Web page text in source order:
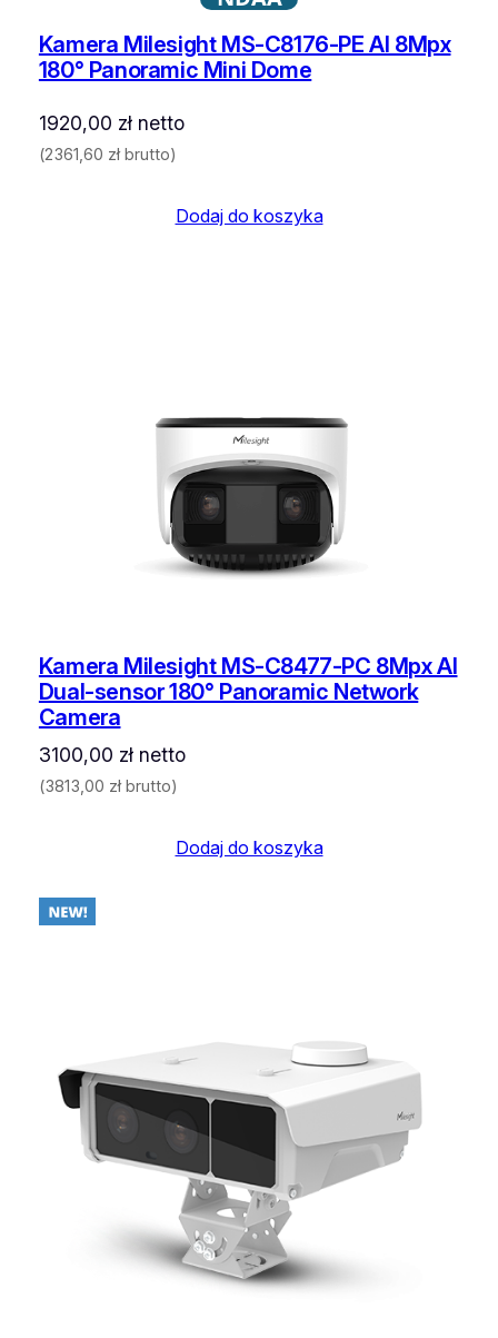
Kamera Milesight MS-C8176-PE AI 8Mpx
180° Panoramic Mini Dome
1920,00 złnetto
(2361,60 złbrutto)
Dodaj do koszyka
Kamera Milesight MS-C8477-PC 8Mpx AI
Dual-sensor 180° Panoramic Network
Camera
3100,00 złnetto
(3813,00 złbrutto)
Dodaj do koszyka